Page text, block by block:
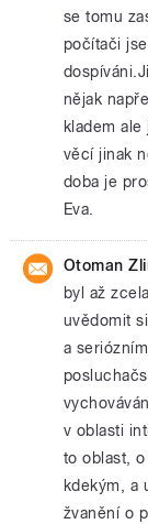
se tomu
počítači
nějak
kladem
věcí jinak
doba je
Eva.
Otoman
byl až
uvědomit
a
v oblasti
to oblast,
kdekým, a
žvanění o